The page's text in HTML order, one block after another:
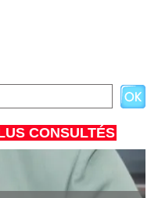
CONSULTÉS